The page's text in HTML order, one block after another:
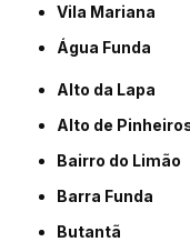
Vila Mariana
Água Funda
Alto da Lapa
Alto de
Bairro do Limão
Barra Funda
Butantã